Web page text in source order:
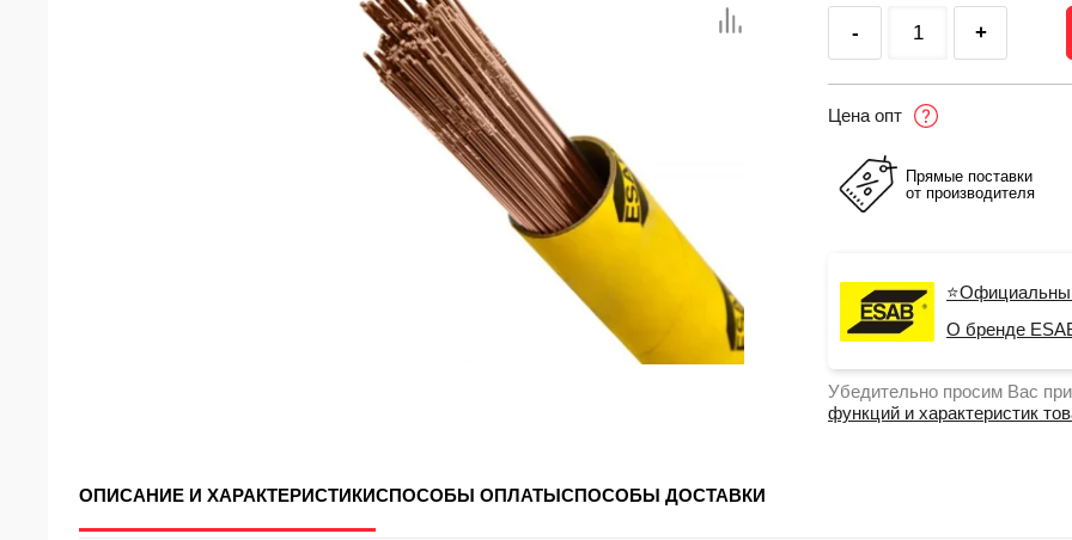
- +
Цена опт
Прямые поставки
от производителя
О бренде
Убедительно просим Вас
функций и характеристик
ОПИСАНИЕ И ХАРАКТЕРИСТИКИСПОСОБЫ ОПЛАТЫСПОСОБЫ ДОСТАВКИ